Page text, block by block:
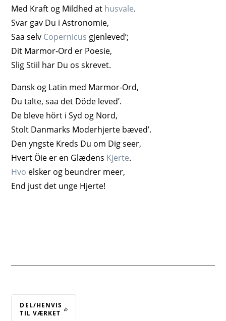
Med Kraft og Mildhed at husvale.
Svar gav Du i Astronomie,
Saa selv Copernicus gjenleved’;
Dit Marmor-Ord er Poesie,
Slig Stiil har Du os skrevet.
Dansk og Latin med Marmor-Ord,
Du talte, saa det Döde leved’.
De bleve hört i Syd og Nord,
Stolt Danmarks Moderhjerte bæved’.
Den yngste Kreds Du om Dig seer,
Hvert Öie er en Glædens Kjerte.
Hvo elsker og beundrer meer,
End just det unge Hjerte!
DEL/HENVIS
TIL VÆRKET